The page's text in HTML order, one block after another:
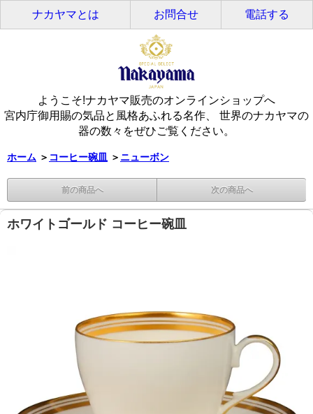
ナカヤマとは お問合せ 電話する
ようこそ!ナカヤマ販売のオンラインショップへ
宮内庁御用賜の気品と風格あふれる名作、 世界のナカヤマの
器の数々をぜひご覧ください。
ホーム ＞ コーヒー碗皿 ＞ ニューボン
前の商品へ 次の商品へ
ホワイトゴールド コーヒー碗皿